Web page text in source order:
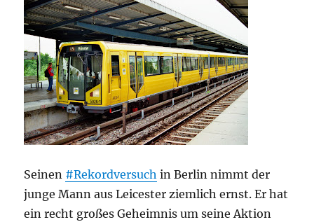
Seinen #Rekordversuch in Berlin nimmt der
junge Mann aus Leicester ziemlich ernst. Er hat
ein recht großes Geheimnis um seine Aktion